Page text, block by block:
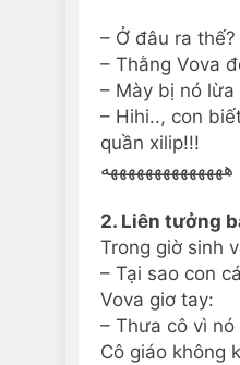
– Ở đâu ra thế?
– Thằng Vova
– Mày bị nó
– Hihi.., con
quần xilip!!!
ههههههههههههههه
2. Liên tưởng
Trong giờ sinh
– Tại sao con
Vova giơ tay:
– Thưa cô vì nó
Cô giáo không